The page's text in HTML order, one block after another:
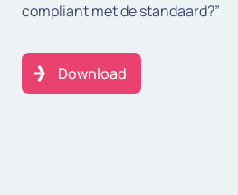
compliant met de standaard?”
Download